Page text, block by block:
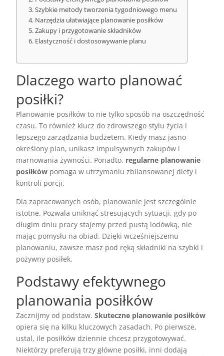
Szybkie metody tworzenia tygodniowego menu
Narzędzia ułatwiające planowanie posiłków
Zakupy i przygotowanie składników
Elastyczność i dostosowywanie planu
Dlaczego warto planować
posiłki?
Planowanie posiłków to nie tylko sposób na oszczędność
czasu. To również klucz do zdrowszego stylu życia i
lepszego zarządzania budżetem. Kiedy masz jasno
określony plan, unikasz impulsywnych zakupów i
marnowania żywności. Ponadto, regularne planowanie
posiłków pomaga w utrzymaniu zbilansowanej diety i
kontroli porcji.
Dla zapracowanych osób, planowanie jest szczególnie
istotne. Pozwala uniknąć stresujących sytuacji, gdy po
długim dniu pracy stajemy przed pustą lodówką, nie
mając pomysłu na obiad. Dzięki wcześniejszemu
planowaniu, zawsze masz pod ręką składniki na szybki i
pożywny posiłek.
Podstawy efektywnego
planowania posiłków
Zacznijmy od podstaw.Skuteczne planowanie posiłków
opiera się na kilku kluczowych zasadach. Po pierwsze,
ustal, ile posiłków dziennie chcesz przygotowywać.
Niektórzy preferują trzy główne posiłki, inni dodają